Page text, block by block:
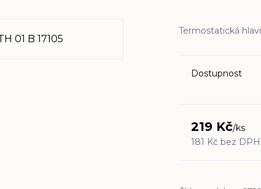
Termostatická
Dostupnost
219 Kč/ks
181 Kč bez DPH